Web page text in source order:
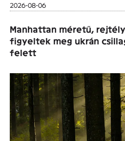
2026-08-06
Manhattan méretű,
figyeltek meg ukrán
felett